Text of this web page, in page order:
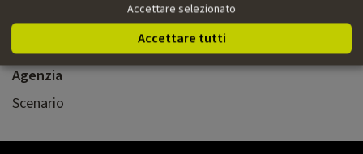
Sito web
www.tanjabubbel.de
Agenzia
Scenario
Accettare selezionato
Accettare tutti